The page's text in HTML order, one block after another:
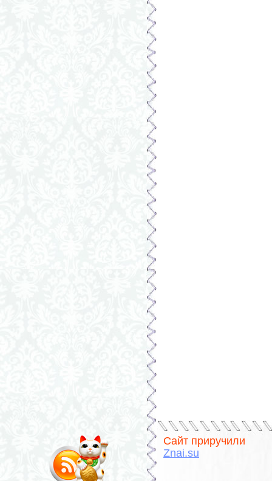
Сайт приручили
Znai.su